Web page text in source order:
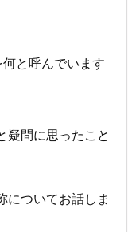
と呼んでいます
疑問に思ったこと
についてお話しま